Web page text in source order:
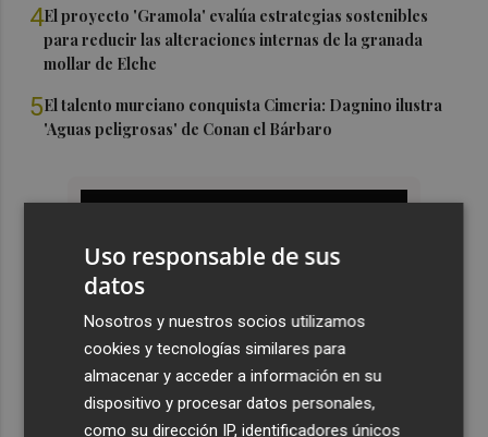
4El proyecto 'Gramola' evalúa estrategias sostenibles
para reducir las alteraciones internas de la granada
mollar de Elche
5El talento murciano conquista Cimeria: Dagnino ilustra
'Aguas peligrosas' de Conan el Bárbaro
Uso responsable de sus
datos
Nosotros y nuestros socios utilizamos
cookies y tecnologías similares para
almacenar y acceder a información en su
dispositivo y procesar datos personales,
como su dirección IP, identificadores únicos